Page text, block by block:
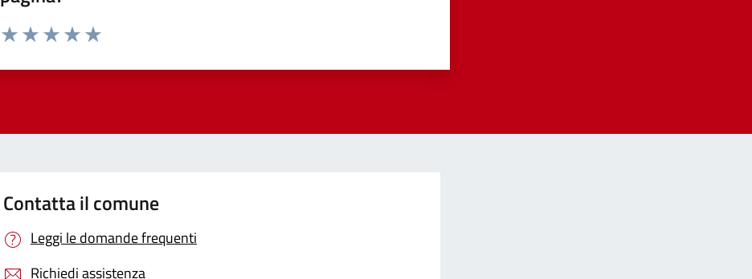
Contatta il comune
Leggi le domande frequenti
Richiedi assistenza